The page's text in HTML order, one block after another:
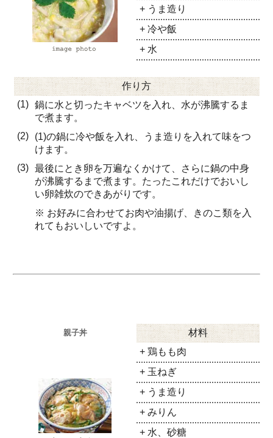
+ うま造り
+ 冷や飯
+ 水
作り方
(1)
鍋に水と切ったキャベツを入れ、水が沸騰するま
で煮ます。
(2)
(1)の鍋に冷や飯を入れ、うま造りを入れて味をつ
けます。
(3)
最後にとき卵を万遍なくかけて、さらに鍋の中身
が沸騰するまで煮ます。たったこれだけでおいし
い卵雑炊のできあがりです。
※ お好みに合わせてお肉や油揚げ、きのこ類を入
れてもおいしいですよ。
親子丼
材料
+ 鶏もも肉
+ 玉ねぎ
+ うま造り
+ みりん
+ 水、砂糖